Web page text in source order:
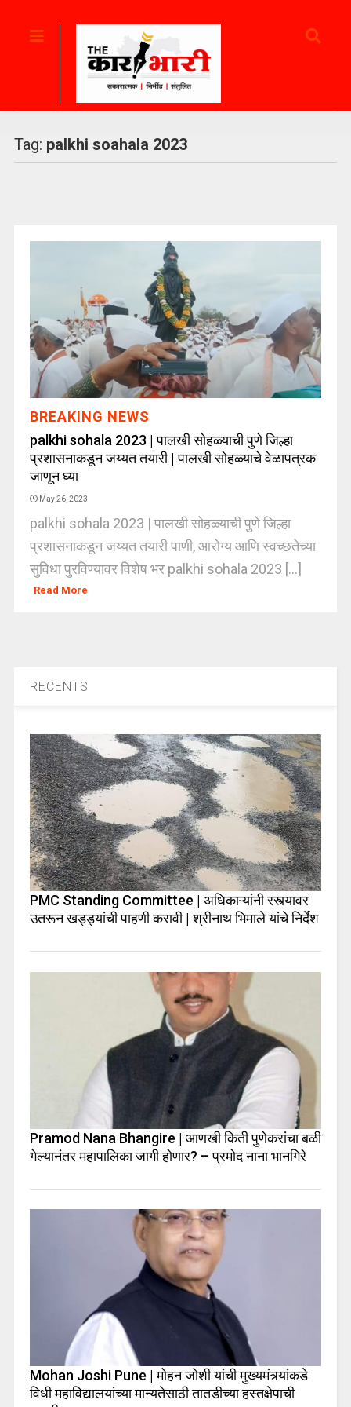
Tag: palkhi soahala 2023
BREAKING NEWS
palkhi sohala 2023 | पालखी सोहळ्याची पुणे जिल्हा
प्रशासनाकडून जय्यत तयारी | पालखी सोहळ्याचे वेळापत्रक
जाणून घ्या
May 26, 2023
palkhi sohala 2023 | पालखी सोहळ्याची पुणे जिल्हा
प्रशासनाकडून जय्यत तयारी पाणी, आरोग्य आणि स्वच्छतेच्या
सुविधा पुरविण्यावर विशेष भर palkhi sohala 2023 [...]
Read More
RECENTS
PMC Standing Committee | अधिकाऱ्यांनी रस्त्यावर
उतरून खड्ड्यांची पाहणी करावी | श्रीनाथ भिमाले यांचे निर्देश
Pramod Nana Bhangire | आणखी किती पुणेकरांचा बळी
गेल्यानंतर महापालिका जागी होणार? – प्रमोद नाना भानगिरे
Mohan Joshi Pune | मोहन जोशी यांची मुख्यमंत्र्यांकडे
विधी महाविद्यालयांच्या मान्यतेसाठी तातडीच्या हस्तक्षेपाची